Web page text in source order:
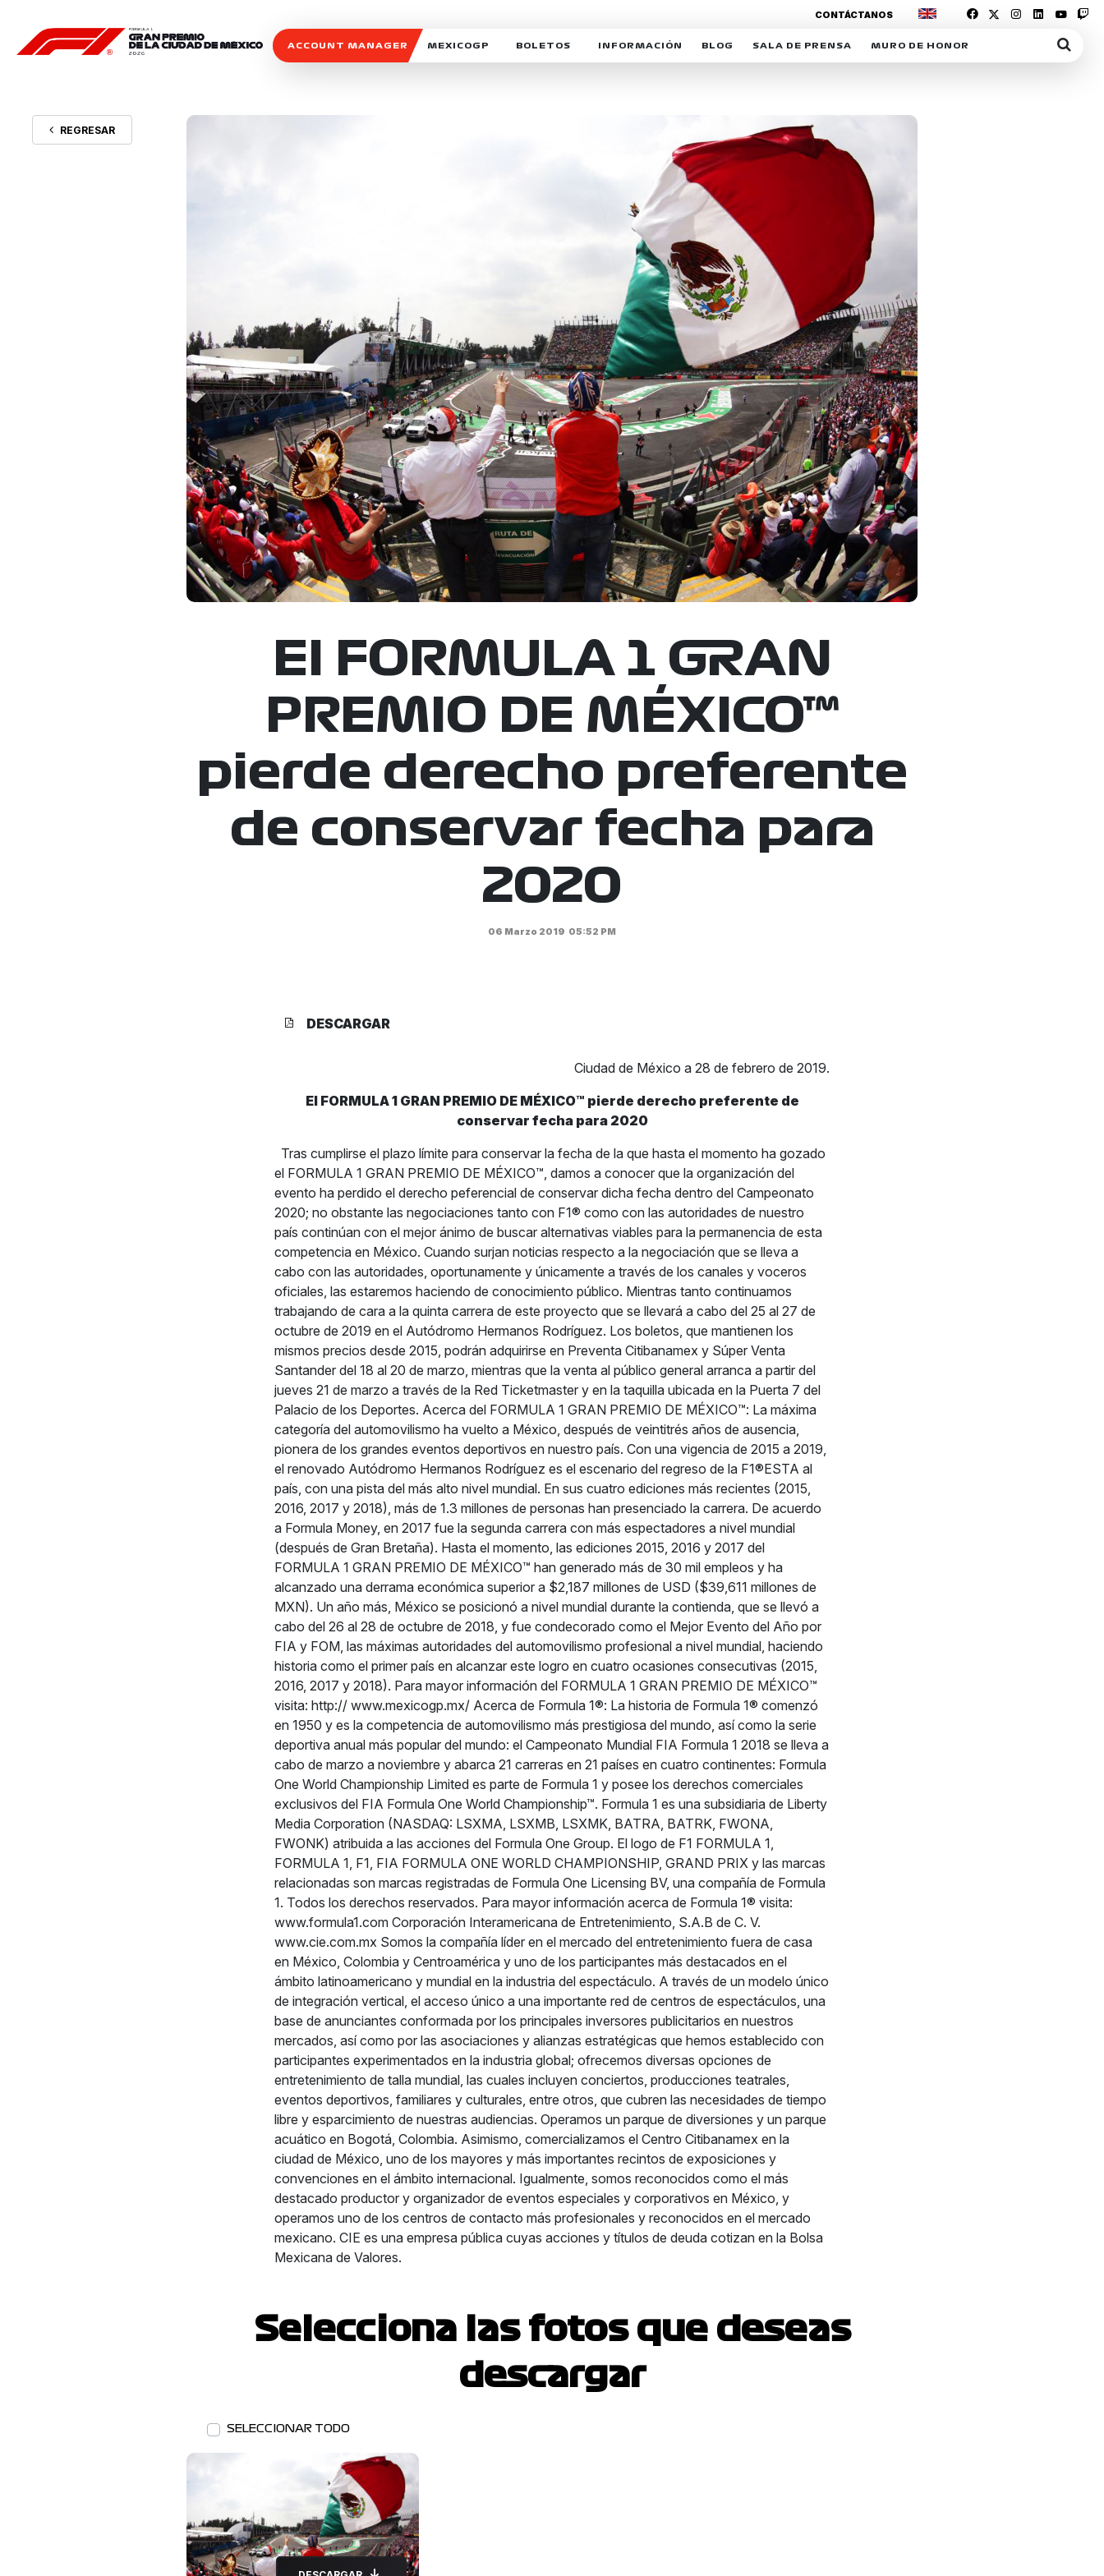
ACCOUNT MANAGER MEXICOGP BOLETOS INFORMACIÓN
DERECHO DE PRIMERA OPCIÓN
REFORESTEMOS JUNTOS
MOTORSPORT ACADEMY
VOLUNTARIOS
EXPOSICIÓN FOTOGRÁFICA
CAMPEONATO
PATROCINADORES
LEGALES TICKETMASTER
BLOG
MEXICOGP
INTERACTIVOS
SALA DE PRENSA
ACREDITACIONES
MURO DE HONOR
CONTÁCTANOS
REGRESAR
El FORMULA 1 GRAN
PREMIO DE MÉXICO™
pierde derecho preferente
de conservar fecha para
2020
06 Marzo 2019 05:52 PM
DESCARGAR
Ciudad de México a 28 de febrero de 2019.
El FORMULA 1 GRAN PREMIO DE MÉXICO™ pierde derecho preferente de
conservar fecha para 2020
Tras cumplirse el plazo límite para conservar la fecha de la que hasta el momento ha gozado
el FORMULA 1 GRAN PREMIO DE MÉXICO™, damos a conocer que la organización del
evento ha perdido el derecho peferencial de conservar dicha fecha dentro del Campeonato
2020; no obstante las negociaciones tanto con F1® como con las autoridades de nuestro
país continúan con el mejor ánimo de buscar alternativas viables para la permanencia de esta
competencia en México. Cuando surjan noticias respecto a la negociación que se lleva a
cabo con las autoridades, oportunamente y únicamente a través de los canales y voceros
oficiales, las estaremos haciendo de conocimiento público. Mientras tanto continuamos
trabajando de cara a la quinta carrera de este proyecto que se llevará a cabo del 25 al 27 de
octubre de 2019 en el Autódromo Hermanos Rodríguez. Los boletos, que mantienen los
mismos precios desde 2015, podrán adquirirse en Preventa Citibanamex y Súper Venta
Santander del 18 al 20 de marzo, mientras que la venta al público general arranca a partir del
jueves 21 de marzo a través de la Red Ticketmaster y en la taquilla ubicada en la Puerta 7 del
Palacio de los Deportes. Acerca del FORMULA 1 GRAN PREMIO DE MÉXICO™: La máxima
categoría del automovilismo ha vuelto a México, después de veintitrés años de ausencia,
pionera de los grandes eventos deportivos en nuestro país. Con una vigencia de 2015 a 2019,
el renovado Autódromo Hermanos Rodríguez es el escenario del regreso de la F1®ESTA al
país, con una pista del más alto nivel mundial. En sus cuatro ediciones más recientes (2015,
2016, 2017 y 2018), más de 1.3 millones de personas han presenciado la carrera. De acuerdo
a Formula Money, en 2017 fue la segunda carrera con más espectadores a nivel mundial
(después de Gran Bretaña). Hasta el momento, las ediciones 2015, 2016 y 2017 del
FORMULA 1 GRAN PREMIO DE MÉXICO™ han generado más de 30 mil empleos y ha
alcanzado una derrama económica superior a $2,187 millones de USD ($39,611 millones de
MXN). Un año más, México se posicionó a nivel mundial durante la contienda, que se llevó a
cabo del 26 al 28 de octubre de 2018, y fue condecorado como el Mejor Evento del Año por
FIA y FOM, las máximas autoridades del automovilismo profesional a nivel mundial, haciendo
historia como el primer país en alcanzar este logro en cuatro ocasiones consecutivas (2015,
2016, 2017 y 2018). Para mayor información del FORMULA 1 GRAN PREMIO DE MÉXICO™
visita: http:// www.mexicogp.mx/ Acerca de Formula 1®: La historia de Formula 1® comenzó
en 1950 y es la competencia de automovilismo más prestigiosa del mundo, así como la serie
deportiva anual más popular del mundo: el Campeonato Mundial FIA Formula 1 2018 se lleva a
cabo de marzo a noviembre y abarca 21 carreras en 21 países en cuatro continentes: Formula
One World Championship Limited es parte de Formula 1 y posee los derechos comerciales
exclusivos del FIA Formula One World Championship™. Formula 1 es una subsidiaria de Liberty
Media Corporation (NASDAQ: LSXMA, LSXMB, LSXMK, BATRA, BATRK, FWONA,
FWONK) atribuida a las acciones del Formula One Group. El logo de F1 FORMULA 1,
FORMULA 1, F1, FIA FORMULA ONE WORLD CHAMPIONSHIP, GRAND PRIX y las marcas
relacionadas son marcas registradas de Formula One Licensing BV, una compañía de Formula
1. Todos los derechos reservados. Para mayor información acerca de Formula 1® visita:
www.formula1.com Corporación Interamericana de Entretenimiento, S.A.B de C. V.
www.cie.com.mx Somos la compañía líder en el mercado del entretenimiento fuera de casa
en México, Colombia y Centroamérica y uno de los participantes más destacados en el
ámbito latinoamericano y mundial en la industria del espectáculo. A través de un modelo único
de integración vertical, el acceso único a una importante red de centros de espectáculos, una
base de anunciantes conformada por los principales inversores publicitarios en nuestros
mercados, así como por las asociaciones y alianzas estratégicas que hemos establecido con
participantes experimentados en la industria global; ofrecemos diversas opciones de
entretenimiento de talla mundial, las cuales incluyen conciertos, producciones teatrales,
eventos deportivos, familiares y culturales, entre otros, que cubren las necesidades de tiempo
libre y esparcimiento de nuestras audiencias. Operamos un parque de diversiones y un parque
acuático en Bogotá, Colombia. Asimismo, comercializamos el Centro Citibanamex en la
ciudad de México, uno de los mayores y más importantes recintos de exposiciones y
convenciones en el ámbito internacional. Igualmente, somos reconocidos como el más
destacado productor y organizador de eventos especiales y corporativos en México, y
operamos uno de los centros de contacto más profesionales y reconocidos en el mercado
mexicano. CIE es una empresa pública cuyas acciones y títulos de deuda cotizan en la Bolsa
Mexicana de Valores.
Selecciona las fotos que deseas
descargar
SELECCIONAR TODO